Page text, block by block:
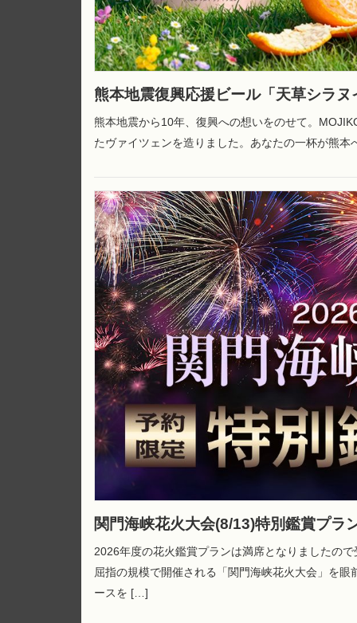
熊本地震復興応援ビール「天草シラ
熊本地震から10年、復興への想いをのせて。
たヴァイツェンを造りました。あなたの一杯が熊本
関門海峡花火大会(8/13)特別鑑賞プラ
2026年度の花火鑑賞プランは満席となりましたの
屈指の規模で開催される「関門海峡花火大会」を
ースを […]